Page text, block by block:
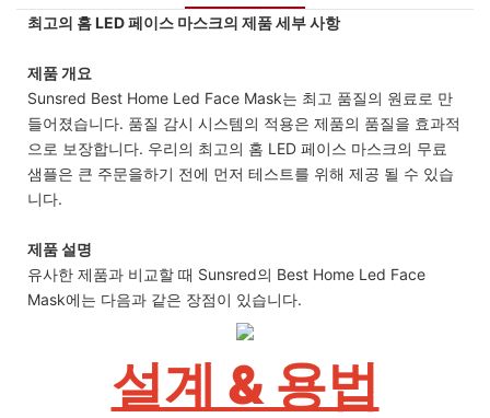
최고의 홈 LED 페이스 마스크의 제품 세부 사항
제품 개요
Sunsred Best Home Led Face Mask는 최고 품질의 원료로 만
들어졌습니다. 품질 감시 시스템의 적용은 제품의 품질을 효과적
으로 보장합니다. 우리의 최고의 홈 LED 페이스 마스크의 무료
샘플은 큰 주문을하기 전에 먼저 테스트를 위해 제공 될 수 있습
니다.
제품 설명
유사한 제품과 비교할 때 Sunsred의 Best Home Led Face
Mask에는 다음과 같은 장점이 있습니다.
설계 & 용법